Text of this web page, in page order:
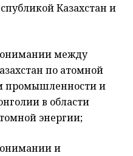
Казахстан и
между
по атомной
промышленности и
в области
энергии;
и